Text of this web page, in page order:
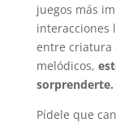
juegos más
interacciones
entre criatura
melódicos,
sorprenderte.
Pídele que